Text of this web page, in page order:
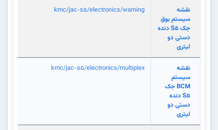
نقشه
سیستم بوق
جک S5 دنده
دستی دو
لیتری
kmc/jac-s5/electronics/warning
نقشه
سیستم
BCM جک
S5 دنده
دستی دو
لیتری
kmc/jac-s5/electronics/multiplex